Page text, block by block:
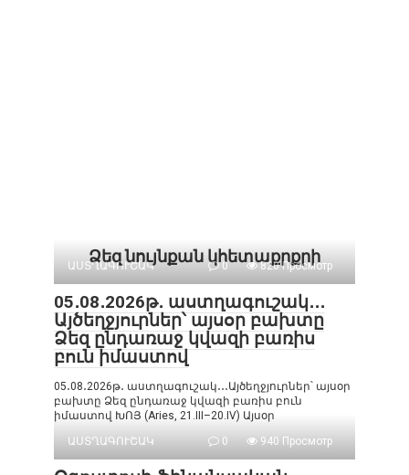
Ձեզ նույնքան կհետաքրքրի
ԱՍՏՂԱԳՈՒՇԱԿ 0 820 Просмотр
05․08․2026թ․ աստղագուշակ․․․
Այծեղջյուրներ՝ այսօր բախտը
Ձեզ ընդառաջ կվազի բառիս
բուն իմաստով
05․08․2026թ․ աստղագուշակ․․․Այծեղջյուրներ՝ այսօր
բախտը Ձեզ ընդառաջ կվազի բառիս բուն
իմաստով ԽՈՅ (Aries, 21.III–20.IV) Այսօր
ԱՍՏՂԱԳՈՒՇԱԿ
0 940 Просмотр